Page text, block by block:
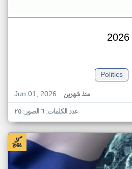
Politics
Jun 01, 2026
منذ شهرين
عدد الكلمات: ٦ الصور: ٢٥